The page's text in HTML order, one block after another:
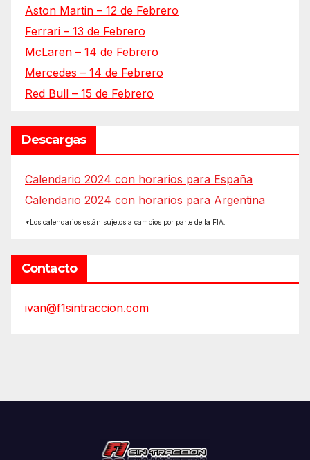
Aston Martin – 12 de Febrero
Ferrari – 13 de Febrero
McLaren – 14 de Febrero
Mercedes – 14 de Febrero
Red Bull – 15 de Febrero
Descargas
Calendario 2024 con horarios para España
Calendario 2024 con horarios para Argentina
*Los calendarios están sujetos a cambios por parte de la FIA.
Contacto
ivan@f1sintraccion.com